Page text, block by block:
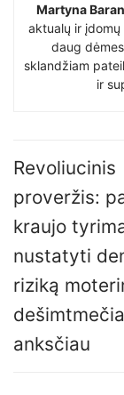
Martyna
aktualų ir
daug
sklandžiam
ir
Revoliucinis
proveržis:
kraujo
nustatyti
riziką
anksčiau